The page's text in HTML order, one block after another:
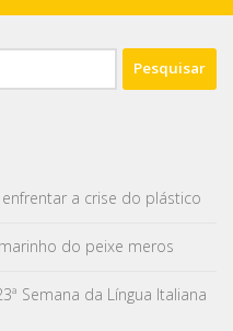
a crise do plástico
do peixe meros
Semana da Língua Italiana